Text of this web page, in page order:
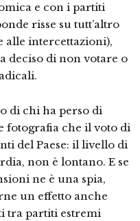
e con i partiti
risse su tutt’altro
alle intercettazioni),
deciso di non votare o
di chi ha perso di
fotografia che il voto di
del Paese: il livello di
non è lontano. E se
ne è una spia,
un effetto anche
tra partiti estremi